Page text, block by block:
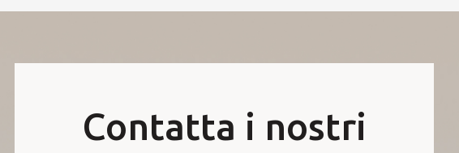
Contatta i nostri